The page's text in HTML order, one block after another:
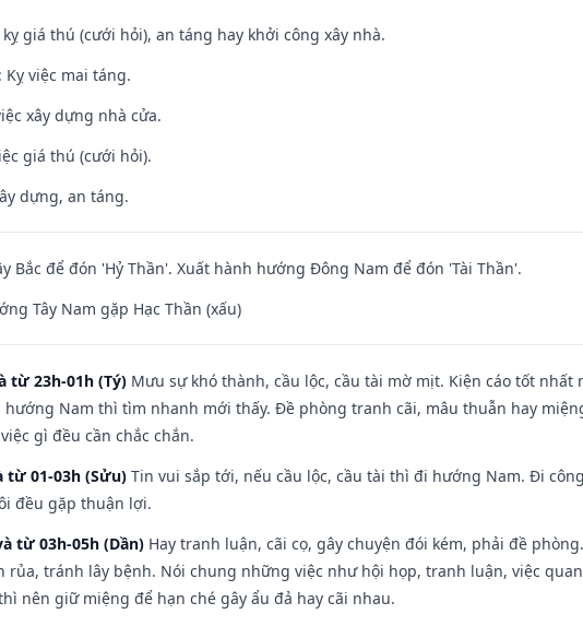
giá thú (cưới hỏi), an táng hay khởi công xây nhà.
Kỵ việc mai táng.
xây dựng nhà cửa.
giá thú (cưới hỏi).
dựng, an táng.
Bắc để đón 'Hỷ Thần'. Xuất hành hướng Đông Nam để đón 'Tài Thần'.
Tây Nam gặp Hạc Thần (xấu)
từ 23h-01h (Tý) Mưu sự khó thành, cầu lộc, cầu tài mờ mịt. Kiện cáo tốt
Nam thì tìm nhanh mới thấy. Đề phòng tranh cãi, mâu thuẫn hay
gì đều cần chắc chắn.
từ 01-03h (Sửu) Tin vui sắp tới, nếu cầu lộc, cầu tài thì đi hướng Nam. Đi
đều gặp thuận lợi.
từ 03h-05h (Dần) Hay tranh luận, cãi cọ, gây chuyện đói kém, phải đề
rủa, tránh lây bệnh. Nói chung những việc như hội họp, tranh luận, việc
nên giữ miệng để hạn ché gây ẩu đả hay cãi nhau.